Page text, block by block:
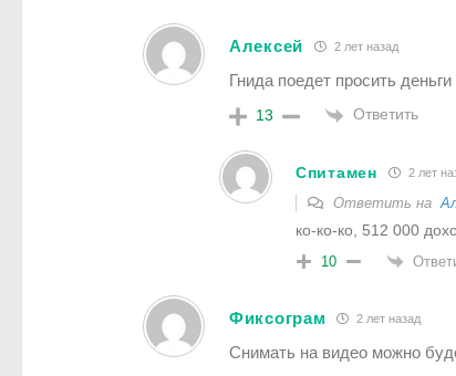
Алексей 2 лет назад
Гнида поедет просить
13 Ответить
Спитамен 2 лет
Ответить на
ко-ко-ко, 512 000
10
Фиксограм 2 лет назад
Снимать на видео можно